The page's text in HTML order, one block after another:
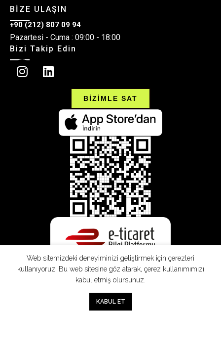
BİZE ULAŞIN
+90 (212) 807 09 94
Pazartesi - Cuma : 09:00 - 18:00
Bizi Takip Edin
BİZİMLE SAT
Web sitemizdeki deneyiminizi geliştirmek için çerezleri
kullanıyoruz. Bu web sitesine göz atarak, çerez kullanımımızı
kabul etmiş olursunuz.
KABUL ET
Sepet